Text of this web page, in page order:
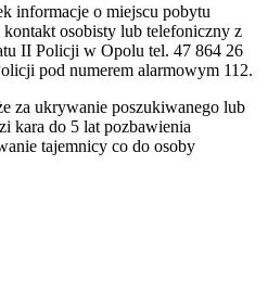
informacje o miejscu pobytu
osobisty lub telefoniczny z
II Policji w Opolu tel. 47 864 26
pod numerem alarmowym 112.
za ukrywanie poszukiwanego lub
kara do 5 lat pozbawienia
tajemnicy co do osoby